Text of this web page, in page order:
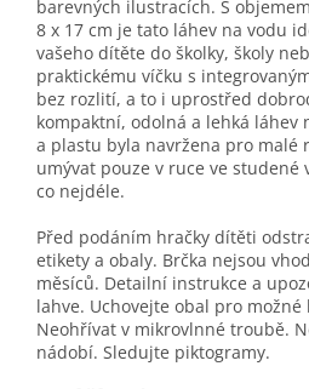
barevných ilustracích. S
8 x 17 cm je tato láhev na vodu
vašeho dítěte do školky, školy
praktickému víčku s
bez rozlití, a to i uprostřed
kompaktní, odolná a lehká láhev
a plastu byla navržena pro malé
umývat pouze v ruce ve studené
co nejdéle.
Před podáním hračky dítěti
etikety a obaly. Brčka nejsou
měsíců. Detailní instrukce a
lahve. Uchovejte obal pro
Neohřívat v mikrovlnné troubě.
nádobí. Sledujte piktogramy.